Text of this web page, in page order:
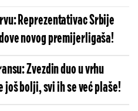
Reprezentativac Srbije
novog premijerligaša!
Zvezdin duo u vrhu
još bolji, svi ih se već plaše!